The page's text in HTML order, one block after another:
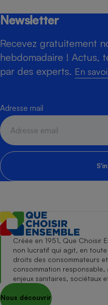
Newsletter
Recevez gratuitement
hebdomadaire ! Actus,
par des experts. En
Adresse mail
Créée en 1951, Que Choisir
non lucratif qui agit, en
droits des consommateurs
consommation
enjeux sanitaires, sociétaux
Nous découvrir